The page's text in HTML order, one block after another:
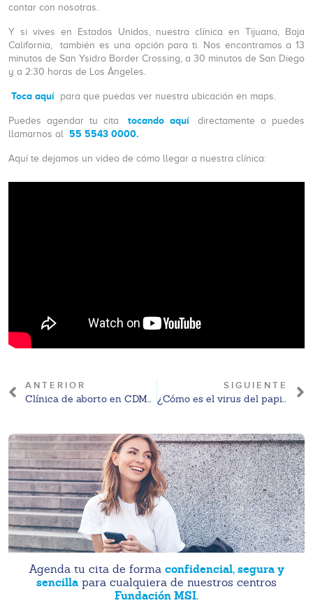
contar con nosotras.
Y si vives en Estados Unidos, nuestra clínica en Tijuana, Baja
California, también es una opción para ti. Nos encontramos a 13
minutos de San Ysidro Border Crossing, a 30 minutos de San Diego
y a 2:30 horas de Los Ángeles.
Toca aquí para que puedas ver nuestra ubicación en maps.
Puedes agendar tu cita tocando aquí
directamente o puedes
llamarnos al 55 5543 0000.
Aquí te dejamos un video de cómo llegar a nuestra clínica:
ANTERIOR
Clínica de aborto en CDMX: Conoce nuestra clínica en Pedregal
SIGUIENTE
¿Cómo es el virus del papiloma humano en la mujer?
Agenda tu cita de forma confidencial, segura y
sencilla para cualquiera de nuestros centros
Fundación MSI.